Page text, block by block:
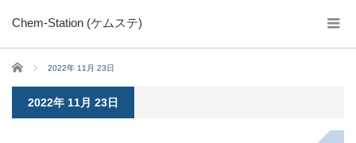
Chem-Station (ケムステ)
ホーム 2022年 11月 23日
2022年 11月 23日